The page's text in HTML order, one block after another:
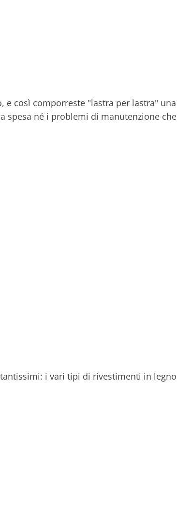
e così comporreste "lastra per lastra" una
spesa né i problemi di manutenzione che
i vari tipi di rivestimenti in legno